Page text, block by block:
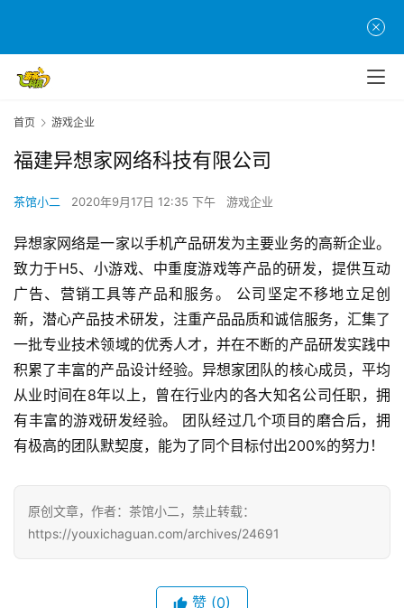
首
游
茶
原
游
戏
业
界
机
游
戏
机
游
戏
首页 游戏企业
福建异想家网络科技有限公司
茶馆小二 2020年9月17日 12:35 下午 游戏企业
异想家网络是一家以手机产品研发为主要业务的高新企业。
致力于H5、小游戏、中重度游戏等产品的研发，提供互动
广告、营销工具等产品和服务。 公司坚定不移地立足创
新，潜心产品技术研发，注重产品品质和诚信服务，汇集了
一批专业技术领域的优秀人才，并在不断的产品研发实践中
积累了丰富的产品设计经验。异想家团队的核心成员，平均
从业时间在8年以上，曾在行业内的各大知名公司任职，拥
有丰富的游戏研发经验。 团队经过几个项目的磨合后，拥
有极高的团队默契度，能为了同个目标付出200%的努力！
原创文章，作者：茶馆小二，禁止转载：
https://youxichaguan.com/archives/24691
赞 (0)